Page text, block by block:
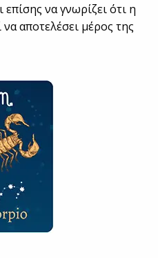
να γνωρίζει ότι η
αποτελέσει μέρος της